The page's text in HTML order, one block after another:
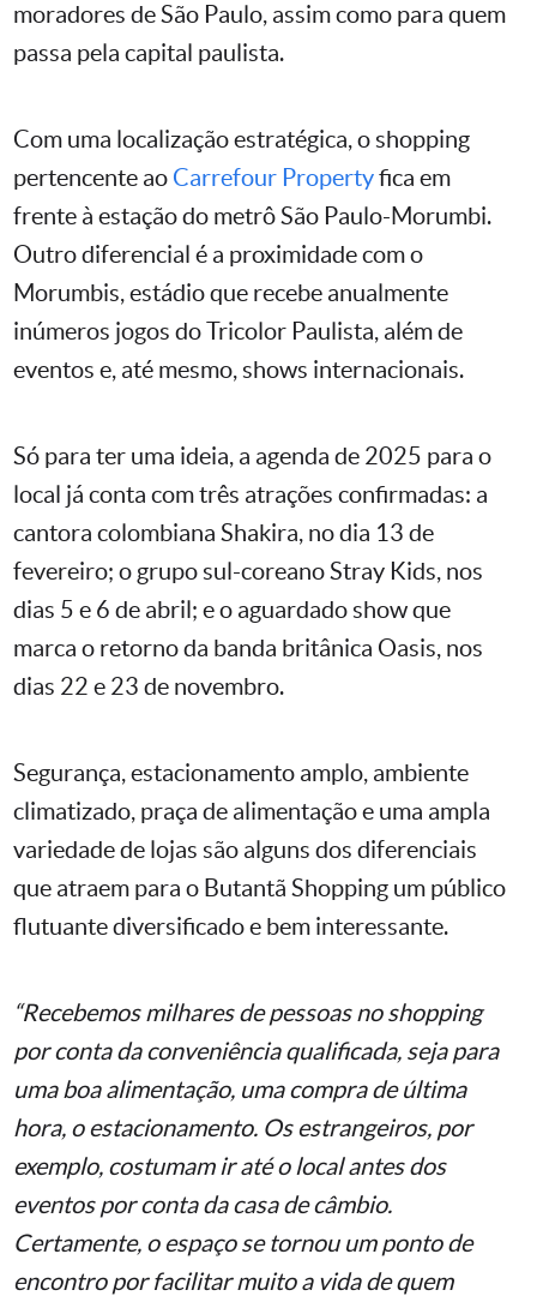
moradores de São Paulo, assim como para quem
passa pela capital paulista.
Com uma localização estratégica, o shopping
pertencente ao Carrefour Propertyfica em
frente à estação do metrô São Paulo-Morumbi.
Outro diferencial é a proximidade com o
Morumbis, estádio que recebe anualmente
inúmeros jogos do Tricolor Paulista, além de
eventos e, até mesmo, shows internacionais.
Só para ter uma ideia, a agenda de 2025 para o
local já conta com três atrações confirmadas: a
cantora colombiana Shakira, no dia 13 de
fevereiro; o grupo sul-coreano Stray Kids, nos
dias 5 e 6 de abril; e o aguardado show que
marca o retorno da banda britânica Oasis, nos
dias 22 e 23 de novembro.
Segurança, estacionamento amplo, ambiente
climatizado, praça de alimentação e uma ampla
variedade de lojas são alguns dos diferenciais
que atraem para o Butantã Shopping um público
flutuante diversificado e bem interessante.
“Recebemos milhares de pessoas no shopping
por conta da conveniência qualificada, seja para
uma boa alimentação, uma compra de última
hora, o estacionamento. Os estrangeiros, por
exemplo, costumam ir até o local antes dos
eventos por conta da casa de câmbio.
Certamente, o espaço se tornou um ponto de
encontro por facilitar muito a vida de quem